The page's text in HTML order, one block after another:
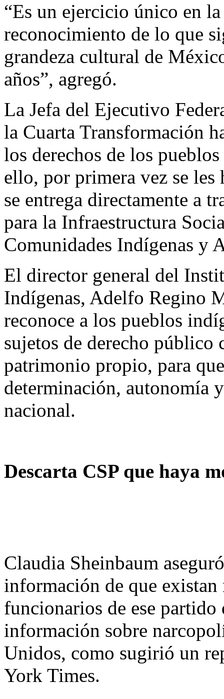
“Es un ejercicio único en
reconocimiento de lo que
grandeza cultural de
años”, agregó.
La Jefa del Ejecutivo
la Cuarta Transformación
los derechos de los
ello, por primera vez se les
se entrega directamente a
para la Infraestructura
Comunidades Indígenas y
El director general del
Indígenas, Adelfo Regino
reconoce a los pueblos
sujetos de derecho
patrimonio propio, para
determinación, autonomía
nacional.
Descarta CSP que haya
Claudia Sheinbaum
información de que
funcionarios de ese
información sobre
Unidos, como sugirió un
York Times.